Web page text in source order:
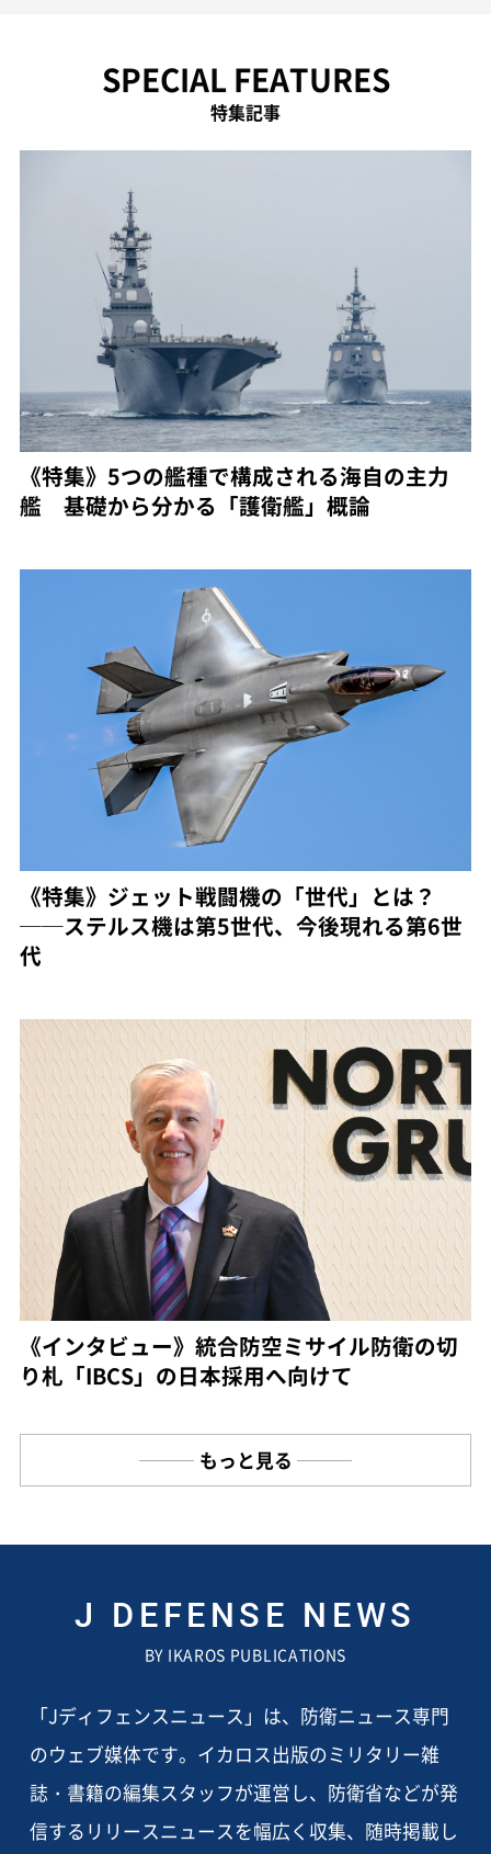
SPECIAL FEATURES
特集記事
《特集》5つの艦種で構成される海自の主力
艦 基礎から分かる「護衛艦」概論
《特集》ジェット戦闘機の「世代」とは？
──ステルス機は第5世代、今後現れる第6世
代
《インタビュー》統合防空ミサイル防衛の切
り札「IBCS」の日本採用へ向けて
もっと見る
J DEFENSE NEWS
BY IKAROS PUBLICATIONS
「Jディフェンスニュース」は、防衛ニュース専門
のウェブ媒体です。イカロス出版のミリタリー雑
誌・書籍の編集スタッフが運営し、防衛省などが発
信するリリースニュースを幅広く収集、随時掲載し